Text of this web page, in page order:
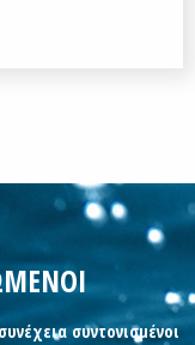
συντονισμένοι